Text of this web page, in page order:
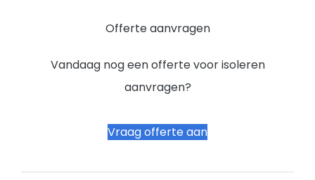
Offerte aanvragen
Vandaag nog een offerte voor isoleren
aanvragen?
Vraag offerte aan